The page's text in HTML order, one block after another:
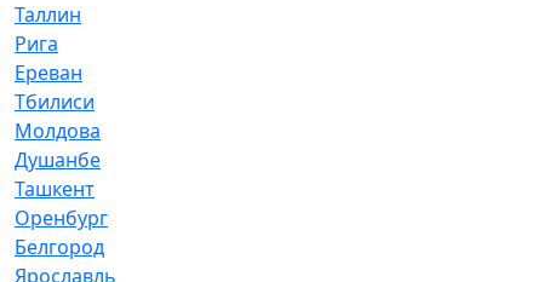
Таллин
Рига
Ереван
Тбилиси
Молдова
Душанбе
Ташкент
Оренбург
Белгород
Ярославль